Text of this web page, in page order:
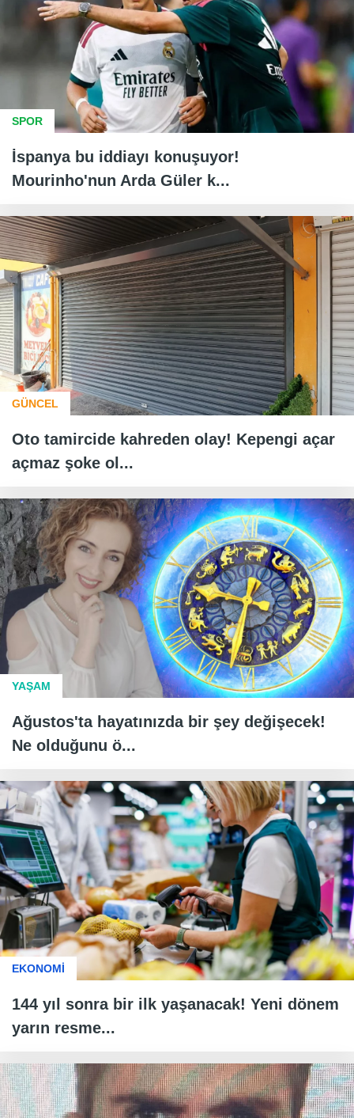
SPOR
İspanya bu iddiayı konuşuyor!
Mourinho'nun Arda Güler k...
GÜNCEL
Oto tamircide kahreden olay! Kepengi açar
açmaz şoke ol...
YAŞAM
Ağustos'ta hayatınızda bir şey değişecek!
Ne olduğunu ö...
EKONOMİ
144 yıl sonra bir ilk yaşanacak! Yeni dönem
yarın resme...